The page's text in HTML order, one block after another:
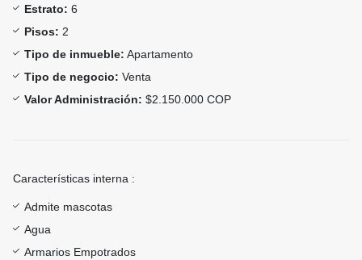
Estrato: 6
Pisos: 2
Tipo de inmueble: Apartamento
Tipo de negocio: Venta
Valor Administración: $2.150.000 COP
Características interna :
Admite mascotas
Agua
Armarios Empotrados